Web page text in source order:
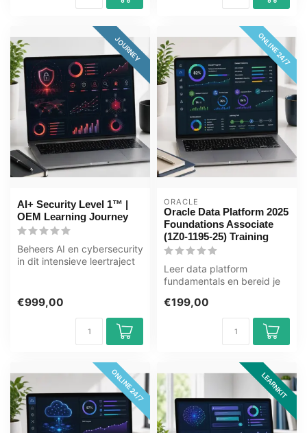
JOURNEY
AI+ Security Level 1™ |
OEM Learning Journey
Beheers AI en cybersecurity
in dit intensieve leertraject
€999,00
ONLINE 24/7
ORACLE
Oracle Data Platform 2025
Foundations Associate
(1Z0-1195-25) Training
Leer data platform
fundamentals en bereid je
examen met ...
€199,00
ONLINE 24/7 LEARNKIT